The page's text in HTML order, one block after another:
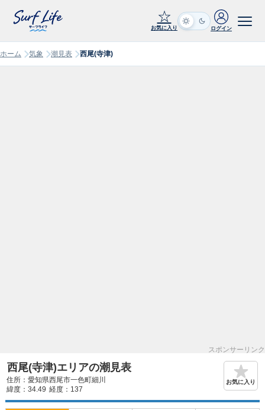
☆
お気に入り ログイン
ホーム 気象 潮見表 西尾(寺津)
スポンサーリンク
西尾(寺津)エリアの潮見表
住所：愛知県西尾市一色町細川
緯度：34.49 経度：137
お気に入り